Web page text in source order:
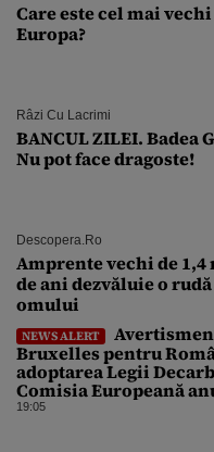
Care este cel mai
Europa?
Râzi Cu Lacrimi
BANCUL ZILEI. Badea
Nu pot face dragoste!
Descopera.ro
Amprente vechi de
de ani dezvăluie o
omului
NEWS ALERT
Bruxelles pentru
adoptarea Legii
Comisia Europeană
fi „consecințe
19:05